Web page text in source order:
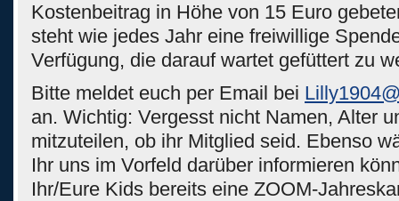
Kostenbeitrag in Höhe von 15 Euro
steht wie jedes Jahr eine freiwillige
Verfügung, die darauf wartet gefüttert zu
Bitte meldet euch per Email bei
an. Wichtig: Vergesst nicht Namen, Alter
mitzuteilen, ob ihr Mitglied seid. Ebenso
Ihr uns im Vorfeld darüber informieren
Ihr/Eure Kids bereits eine ZOOM-